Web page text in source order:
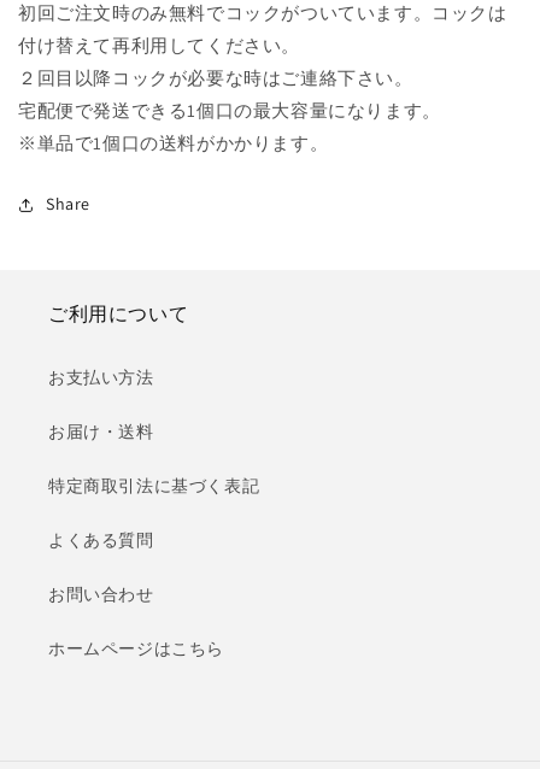
の
数
量
を
減
す
の
数
量
を
増
初回ご注文時のみ無料でコックがついています。コックは
付け替えて再利用してください。
２回目以降コックが必要な時はご連絡下さい。
宅配便で発送できる1個口の最大容量になります。
※単品で1個口の送料がかかります。
Share
ご利用について
お支払い方法
お届け・送料
特定商取引法に基づく表記
よくある質問
お問い合わせ
ホームページはこちら